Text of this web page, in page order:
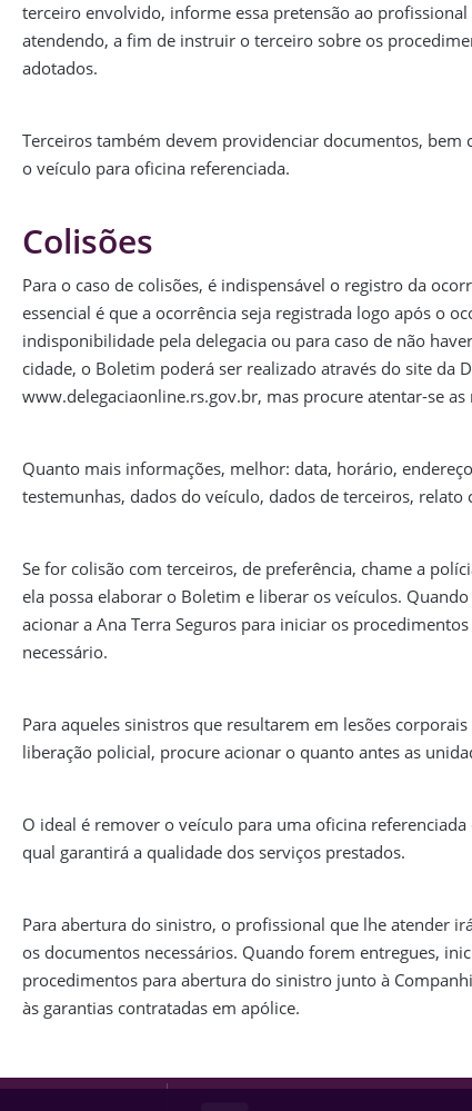
terceiro envolvido, informe essa pretensão ao
atendendo, a fim de instruir o terceiro sobre os
adotados.
Terceiros também devem providenciar documentos, bem
o veículo para oficina referenciada.
Colisões
Para o caso de colisões, é indispensável o registro da
essencial é que a ocorrência seja registrada logo após o
indisponibilidade pela delegacia ou para caso de não
cidade, o Boletim poderá ser realizado através do site da
www.delegaciaonline.rs.gov.br, mas procure atentar-se as
Quanto mais informações, melhor: data, horário,
testemunhas, dados do veículo, dados de terceiros, relato
Se for colisão com terceiros, de preferência, chame a
ela possa elaborar o Boletim e liberar os veículos.
acionar a Ana Terra Seguros para iniciar os
necessário.
Para aqueles sinistros que resultarem em lesões
liberação policial, procure acionar o quanto antes as
O ideal é remover o veículo para uma oficina referenciada
qual garantirá a qualidade dos serviços prestados.
Para abertura do sinistro, o profissional que lhe atender
os documentos necessários. Quando forem entregues,
procedimentos para abertura do sinistro junto à
às garantias contratadas em apólice.